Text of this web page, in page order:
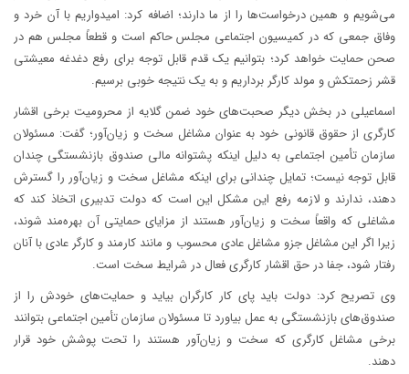
می‌شویم و همین درخواست‌ها را از ما دارند؛ اضافه کرد: امیدواریم با آن خرد و
وفاق جمعی که در کمیسیون اجتماعی مجلس حاکم است و قطعاً مجلس هم در
صحن حمایت خواهد کرد؛ بتوانیم یک قدم قابل توجه برای رفع دغدغه معیشتی
قشر زحمتکش و مولد کارگر برداریم و به یک نتیجه خوبی برسیم.
اسماعیلی در بخش دیگر صحبت‌های خود ضمن گلایه از محرومیت برخی اقشار
کارگری از حقوق قانونی خود به عنوان مشاغل سخت و زیان‌آور؛ گفت: مسئولان
سازمان تأمین اجتماعی به دلیل اینکه پشتوانه مالی صندوق بازنشستگی چندان
قابل توجه نیست؛ تمایل چندانی برای اینکه مشاغل سخت و زیان‌آور را گسترش
دهند، ندارند و لازمه رفع این مشکل این است که دولت تدبیری اتخاذ کند که
مشاغلی که واقعاً سخت و زیان‌آور هستند از مزایای حمایتی آن بهره‌مند شوند،
زیرا اگر این مشاغل جزو مشاغل عادی محسوب و مانند کارمند و کارگر عادی با آنان
رفتار شود، جفا در حق اقشار کارگری فعال در شرایط سخت است.
وی تصریح کرد: دولت باید پای کار کارگران بیاید و حمایت‌های خودش را از
صندوق‌های بازنشستگی به عمل بیاورد تا مسئولان سازمان تأمین اجتماعی بتوانند
برخی مشاغل کارگری که سخت و زیان‌آور هستند را تحت پوشش خود قرار
دهند.